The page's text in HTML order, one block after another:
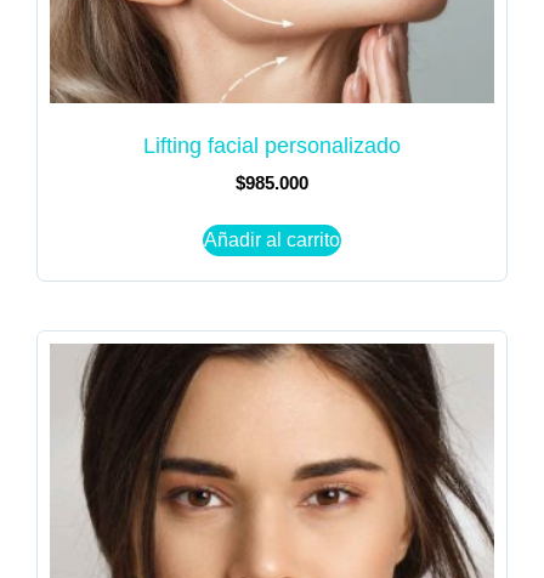
Lifting facial personalizado
$985.000
Añadir al carrito